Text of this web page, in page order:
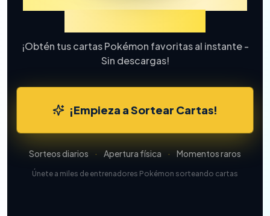
¡Obtén tus cartas Pokémon favoritas al instante -
Sin descargas!
¡Empieza a Sortear Cartas!
Sorteos diarios · Apertura física · Momentos raros
Únete a miles de entrenadores Pokémon sorteando cartas